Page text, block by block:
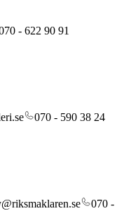
- 622 90 91
070 - 590 38 24
070 -